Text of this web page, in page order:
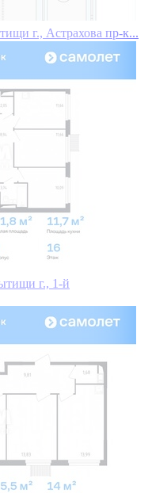
г., Астрахова пр-к...
г., 1-й